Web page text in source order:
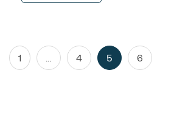
Navegación
de
Page
1 Page
4 Page
5 Page
6